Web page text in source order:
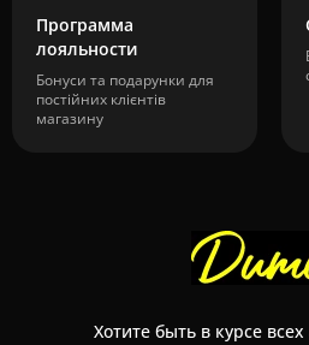
Программа
лояльности
Бонуси та подарунки для
постійних клієнтів
магазину
Хотите быть в курсе